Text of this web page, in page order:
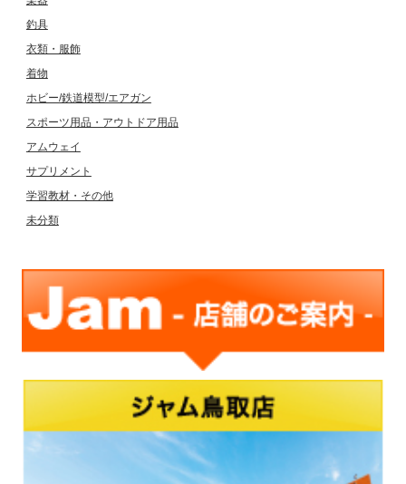
釣具
衣類・服飾
着物
ホビー/鉄道模型/エアガン
スポーツ用品・アウトドア用品
アムウェイ
サプリメント
学習教材・その他
未分類